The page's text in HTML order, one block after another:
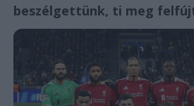
beszélgettünk, ti meg